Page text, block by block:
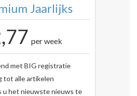
Jaarlijks
per week
met BIG registratie
tot alle artikelen
u het nieuwste nieuws te